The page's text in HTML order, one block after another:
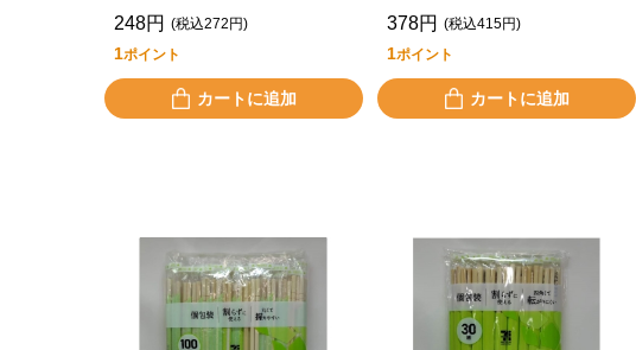
248円 (税込272円)
1ポイント
カートに追加
378円 (税込415円)
1ポイント
カートに追加